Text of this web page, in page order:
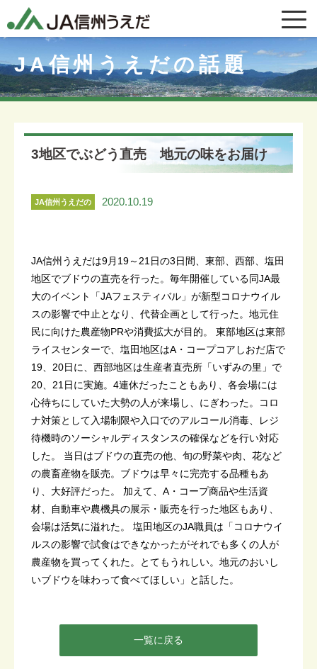
JA信州うえだの話題
3地区でぶどう直売 地元の味をお届け
JA信州うえだの
2020.10.19
JA信州うえだは9月19～21日の3日間、東部、西部、塩田
地区でブドウの直売を行った。毎年開催している同JA最
大のイベント「JAフェスティバル」が新型コロナウイル
スの影響で中止となり、代替企画として行った。地元住
民に向けた農産物PRや消費拡大が目的。 東部地区は東部
ライスセンターで、塩田地区はA・コープコアしおだ店で
19、20日に、西部地区は生産者直売所「いずみの里」で
20、21日に実施。4連休だったこともあり、各会場には
心待ちにしていた大勢の人が来場し、にぎわった。コロ
ナ対策として入場制限や入口でのアルコール消毒、レジ
待機時のソーシャルディスタンスの確保などを行い対応
した。 当日はブドウの直売の他、旬の野菜や肉、花など
の農畜産物を販売。ブドウは早々に完売する品種もあ
り、大好評だった。 加えて、A・コープ商品や生活資
材、自動車や農機具の展示・販売を行った地区もあり、
会場は活気に溢れた。 塩田地区のJA職員は「コロナウイ
ルスの影響で試食はできなかったがそれでも多くの人が
農産物を買ってくれた。とてもうれしい。地元のおいし
いブドウを味わって食べてほしい」と話した。
一覧に戻る